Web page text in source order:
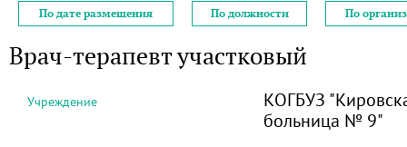
По дате размещения По должности По
Врач-терапевт участковый
Учреждение
КОГБУЗ
больница № 9"